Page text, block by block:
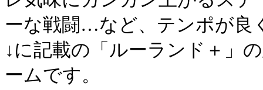
ーな戦闘…など、テンポが良
↓に記載の「ルーランド＋」
ームです。